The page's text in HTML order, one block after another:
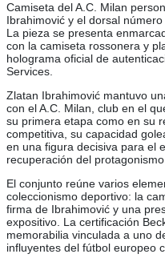
Camiseta del A.C. Milan
Ibrahimović y el dorsal
La pieza se presenta
con la camiseta rossonera y
holograma oficial de
Services.
Zlatan Ibrahimović mantuvo
con el A.C. Milan, club en el
su primera etapa como en su
competitiva, su capacidad
en una figura decisiva para el
recuperación del
El conjunto reúne varios
coleccionismo deportivo: la
firma de Ibrahimović y una
expositivo. La certificación
memorabilia vinculada a uno
influyentes del fútbol europeo